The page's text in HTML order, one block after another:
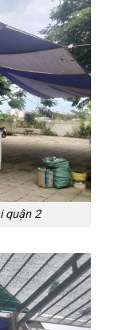
quận 2